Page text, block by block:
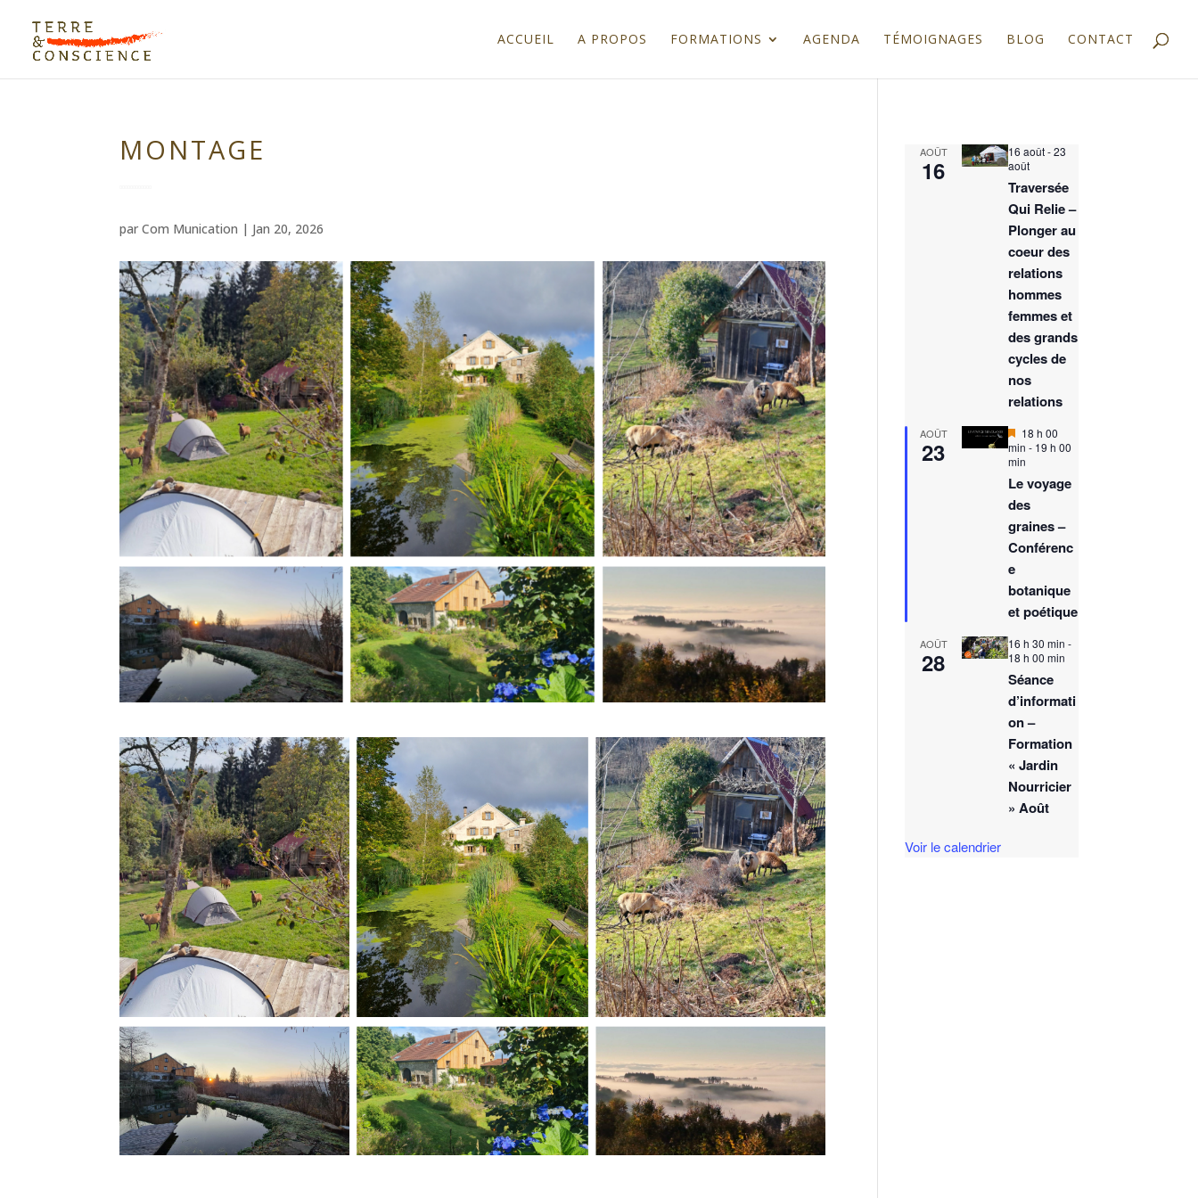
ACCUEIL A PROPOS FORMATIONS AGENDA TÉMOIGNAGES BLOG CONTACT
MONTAGE
parCom Munication | Jan 20, 2026
AOÛT
16
16 août-23
août
Traversée
Qui Relie –
Plonger au
coeur des
relations
hommes
femmes et
des grands
cycles de
nos
relations
AOÛT
23
M
i
s
n
a
a
n
18 h 00
min - 19 h 00
min
Le voyage
des
graines –
Conférenc
e
botanique
et poétique
AOÛT
28
16 h 30 min -
18 h 00 min
Séance
d’informati
on –
Formation
« Jardin
Nourricier
» Août
Voir le calendrier